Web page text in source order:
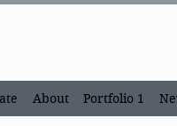
About Portfolio 1